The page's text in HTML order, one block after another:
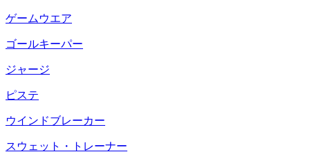
ゲームウエア
ゴールキーパー
ジャージ
ピステ
ウインドブレーカー
スウェット・トレーナー